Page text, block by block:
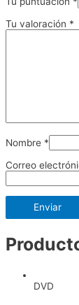
Tu valoración *
Nombre *
Correo
DVD